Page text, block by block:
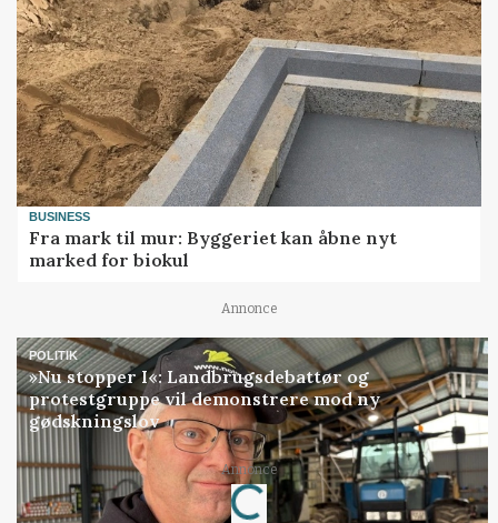
BUSINESS
Fra mark til mur: Byggeriet kan åbne nyt
marked for biokul
Annonce
POLITIK
»Nu stopper I«: Landbrugsdebattør og
protestgruppe vil demonstrere mod ny
gødskningslov
Annonce
Loading...